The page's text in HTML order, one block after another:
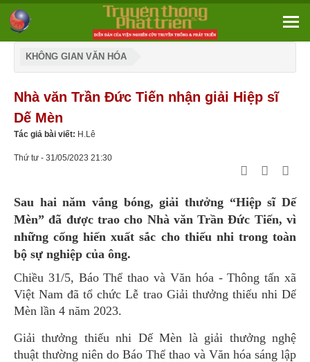
KHÔNG GIAN VĂN HÓA
Nhà văn Trần Đức Tiến nhận giải Hiệp sĩ
Dế Mèn
Tác giả bài viết: H.Lê
Thứ tư - 31/05/2023 21:30
Sau hai năm vắng bóng, giải thưởng “Hiệp sĩ Dế
Mèn” đã được trao cho Nhà văn Trần Đức Tiến, vì
những cống hiến xuất sắc cho thiếu nhi trong toàn
bộ sự nghiệp của ông.
Chiều 31/5, Báo Thể thao và Văn hóa - Thông tấn xã
Việt Nam đã tổ chức Lễ trao Giải thưởng thiếu nhi Dế
Mèn lần 4 năm 2023.
Giải thưởng thiếu nhi Dế Mèn là giải thưởng nghệ
thuật thường niên do Báo Thể thao và Văn hóa sáng lập